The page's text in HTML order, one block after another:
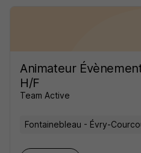
Animateur
H/F
Team Active
Fontainebleau - Évry-